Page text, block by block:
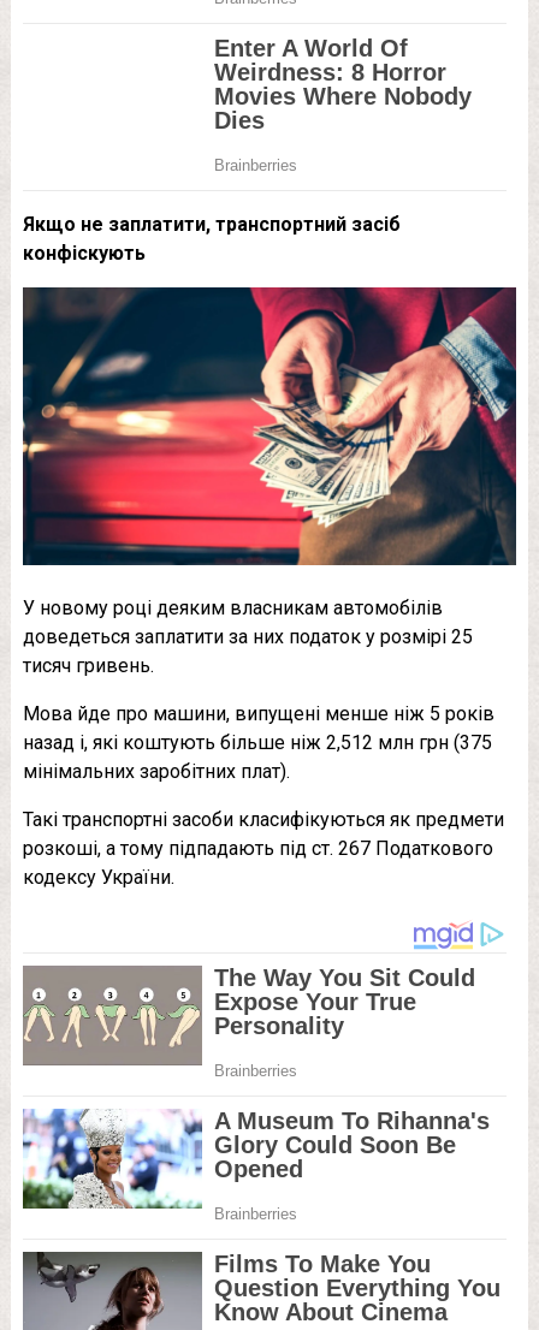
Якщо не заплатити, транспортний засіб
конфіскують
У новому році деяким власникам автомобілів
доведеться заплатити за них податок у розмірі 25
тисяч гривень.
Мова йде про машини, випущені менше ніж 5 років
назад і, які коштують більше ніж 2,512 млн грн (375
мінімальних заробітних плат).
Такі транспортні засоби класифікуються як предмети
розкоші, а тому підпадають під ст. 267 Податкового
кодексу України.